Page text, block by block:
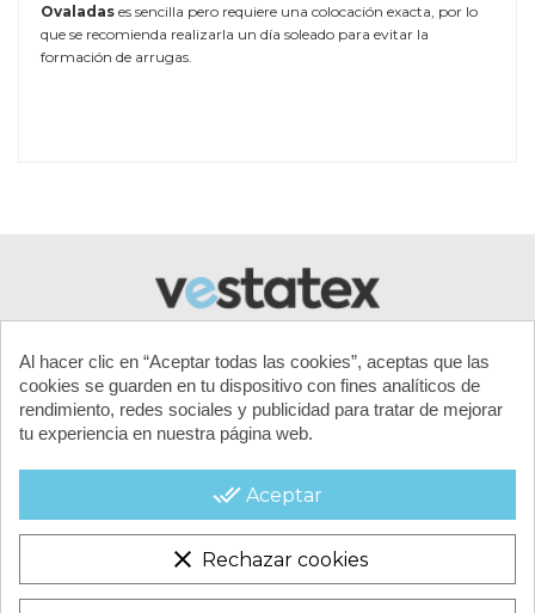
Ovaladas es sencilla pero requiere una colocación exacta, por lo
que se recomienda realizarla un día soleado para evitar la
formación de arrugas.
CONTACTA CON NOSOTROS
CONDICIONES COMERCIALES
Al hacer clic en “Aceptar todas las cookies”, aceptas que las
cookies se guarden en tu dispositivo con fines analíticos de
rendimiento, redes sociales y publicidad para tratar de mejorar
tu experiencia en nuestra página web.
done_all Aceptar
clear Rechazar cookies